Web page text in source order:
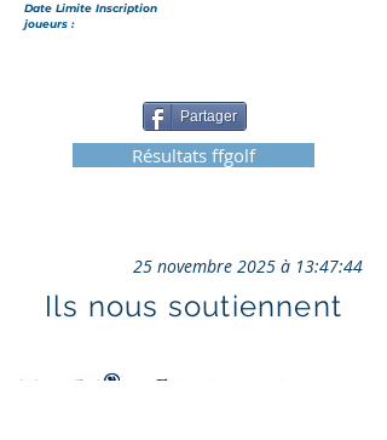
Date Limite Inscription
joueurs :
Partager
Résultats ffgolf
25 novembre 2025 à 13:47:44
Ils nous soutiennent